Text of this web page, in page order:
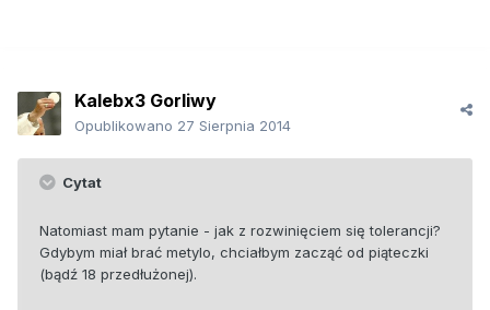
Kalebx3 Gorliwy
Opublikowano 27 Sierpnia 2014
Cytat
Natomiast mam pytanie - jak z rozwinięciem się tolerancji?
Gdybym miał brać metylo, chciałbym zacząć od piąteczki
(bądź 18 przedłużonej).